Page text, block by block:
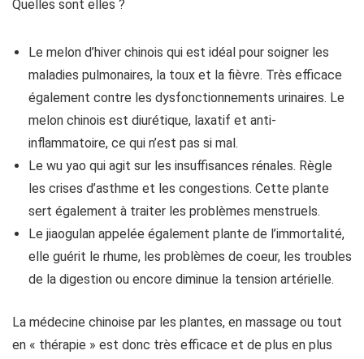
Quelles sont elles ?
Le melon d’hiver chinois qui est idéal pour soigner les
maladies pulmonaires, la toux et la fièvre. Très efficace
également contre les dysfonctionnements urinaires. Le
melon chinois est diurétique, laxatif et anti-
inflammatoire, ce qui n’est pas si mal.
Le wu yao qui agit sur les insuffisances rénales. Règle
les crises d’asthme et les congestions. Cette plante
sert également à traiter les problèmes menstruels.
Le jiaogulan appelée également plante de l’immortalité,
elle guérit le rhume, les problèmes de coeur, les troubles
de la digestion ou encore diminue la tension artérielle.
La médecine chinoise par les plantes, en massage ou tout
en « thérapie » est donc très efficace et de plus en plus